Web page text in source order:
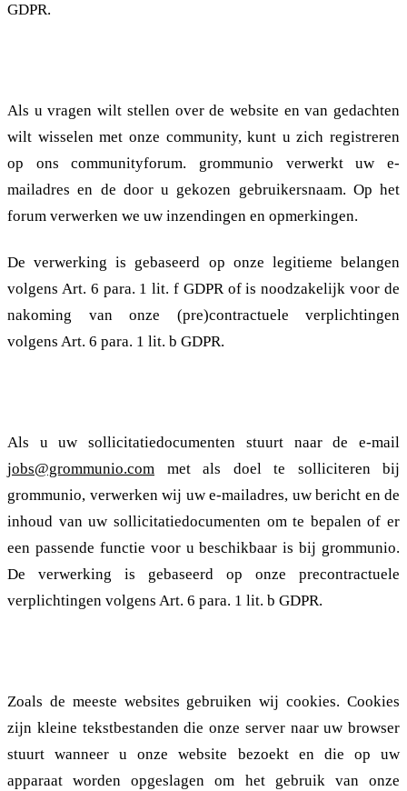
GDPR.
Als u vragen wilt stellen over de website en van gedachten
wilt wisselen met onze community, kunt u zich registreren
op ons communityforum. grommunio verwerkt uw e-
mailadres en de door u gekozen gebruikersnaam. Op het
forum verwerken we uw inzendingen en opmerkingen.
De verwerking is gebaseerd op onze legitieme belangen
volgens Art. 6 para. 1 lit. f GDPR of is noodzakelijk voor de
nakoming van onze (pre)contractuele verplichtingen
volgens Art. 6 para. 1 lit. b GDPR.
Als u uw sollicitatiedocumenten stuurt naar de e-mail
jobs@grommunio.com met als doel te solliciteren bij
grommunio, verwerken wij uw e-mailadres, uw bericht en de
inhoud van uw sollicitatiedocumenten om te bepalen of er
een passende functie voor u beschikbaar is bij grommunio.
De verwerking is gebaseerd op onze precontractuele
verplichtingen volgens Art. 6 para. 1 lit. b GDPR.
Zoals de meeste websites gebruiken wij cookies. Cookies
zijn kleine tekstbestanden die onze server naar uw browser
stuurt wanneer u onze website bezoekt en die op uw
apparaat worden opgeslagen om het gebruik van onze